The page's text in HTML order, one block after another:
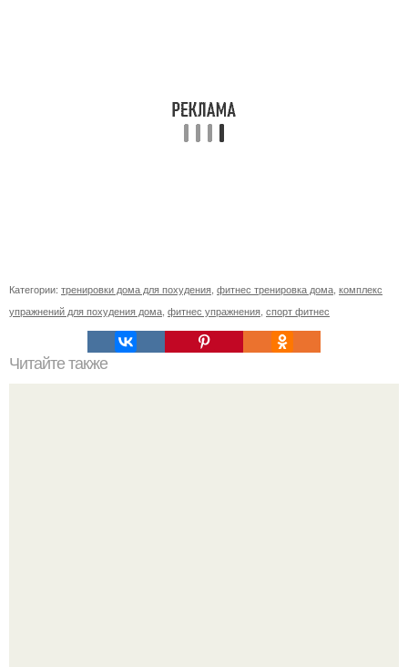
Категории: тренировки дома для похудения фитнес тренировка дома комплекс
упражнений для похудения дома фитнес упражнения спорт фитнес
Читайте также